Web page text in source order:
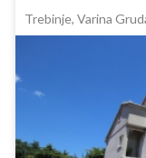
Trebinje, Varina